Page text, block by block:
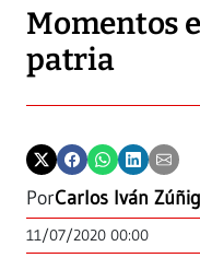
Momentos
patria
PorCarlos Iván
11/07/2020 00:00